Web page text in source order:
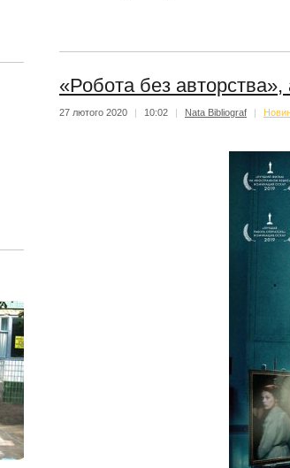
«Робота без
27 лютого 2020 | 10:02 | Nata Bibliograf |